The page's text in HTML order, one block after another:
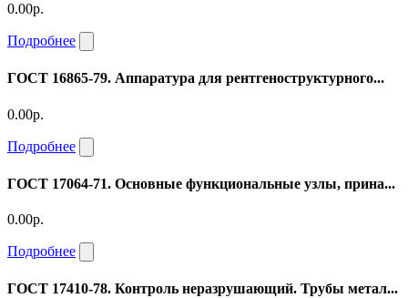
0.00р.
Подробнее
ГОСТ 16865-79. Аппаратура для рентгеноструктурного...
0.00р.
Подробнее
ГОСТ 17064-71. Основные функциональные узлы, прина...
0.00р.
Подробнее
ГОСТ 17410-78. Контроль неразрушающий. Трубы метал...